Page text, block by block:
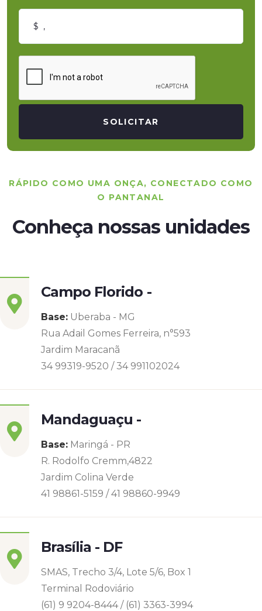
SOLICITAR
RÁPIDO COMO UMA ONÇA, CONECTADO COMO
O PANTANAL
Conheça nossas unidades
Campo Florido -
Base: Uberaba - MG
Rua Adail Gomes Ferreira, n°593
Jardim Maracanã
34 99319-9520 / 34 991102024
Mandaguaçu -
Base: Maringá - PR
R. Rodolfo Cremm,4822
Jardim Colina Verde
41 98861-5159 / 41 98860-9949
Brasília - DF
SMAS, Trecho 3/4, Lote 5/6, Box 1
Terminal Rodoviário
(61) 9 9204-8444 / (61) 3363-3994